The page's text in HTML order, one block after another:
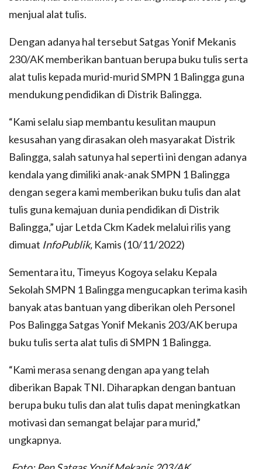
menjual alat tulis.
Dengan adanya hal tersebut Satgas Yonif Mekanis
230/AK memberikan bantuan berupa buku tulis serta
alat tulis kepada murid-murid SMPN 1 Balingga guna
mendukung pendidikan di Distrik Balingga.
“Kami selalu siap membantu kesulitan maupun
kesusahan yang dirasakan oleh masyarakat Distrik
Balingga, salah satunya hal seperti ini dengan adanya
kendala yang dimiliki anak-anak SMPN 1 Balingga
dengan segera kami memberikan buku tulis dan alat
tulis guna kemajuan dunia pendidikan di Distrik
Balingga,” ujar Letda Ckm Kadek melalui rilis yang
dimuat InfoPublik, Kamis (10/11/2022)
Sementara itu, Timeyus Kogoya selaku Kepala
Sekolah SMPN 1 Balingga mengucapkan terima kasih
banyak atas bantuan yang diberikan oleh Personel
Pos Balingga Satgas Yonif Mekanis 203/AK berupa
buku tulis serta alat tulis di SMPN 1 Balingga.
“Kami merasa senang dengan apa yang telah
diberikan Bapak TNI. Diharapkan dengan bantuan
berupa buku tulis dan alat tulis dapat meningkatkan
motivasi dan semangat belajar para murid,”
ungkapnya.